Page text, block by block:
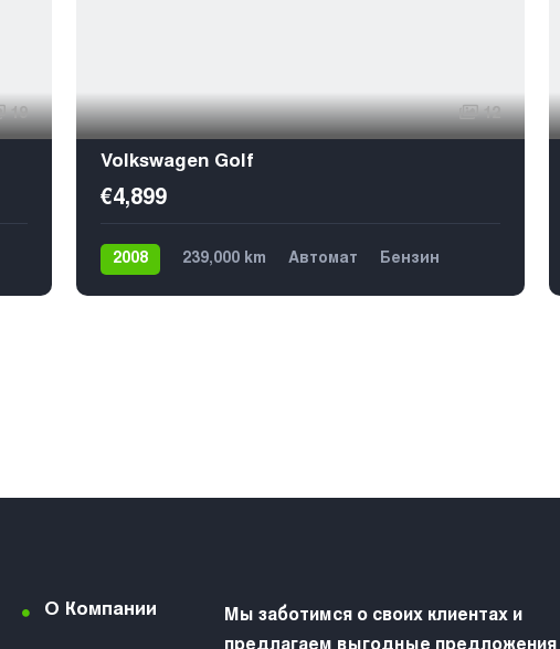
19 12
Volkswagen Golf
€4,899
2008 239,000 km Автомат
Бензин
О Компании
Мы заботимся о своих клиентах и
предлагаем выгодные предложения